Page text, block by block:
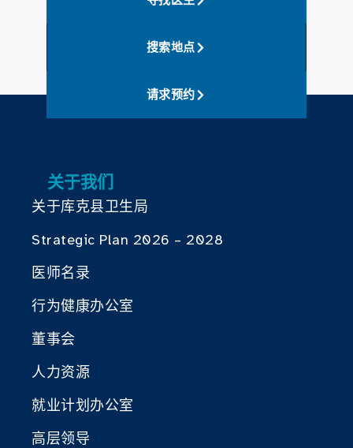
搜索地点
请求预约
关于我们
关于库克县卫生局
Strategic Plan 2026 – 2028
医师名录
行为健康办公室
董事会
人力资源
就业计划办公室
高层领导